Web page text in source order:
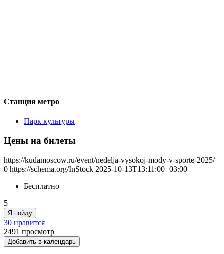
Станция метро
Парк культуры
Цены на билеты
https://kudamoscow.ru/event/nedelja-vysokoj-mody-v-sporte-2025/
0 https://schema.org/InStock 2025-10-13T13:11:00+03:00
Бесплатно
5+
Я пойду
30 нравится
2491 просмотр
Добавить в календарь